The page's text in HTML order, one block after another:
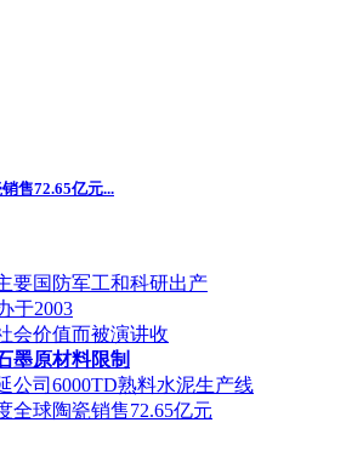
售72.65亿元...
要国防军工和科研出产
于2003
会价值而被演讲收
墨原材料限制
公司6000TD熟料水泥生产线
全球陶瓷销售72.65亿元